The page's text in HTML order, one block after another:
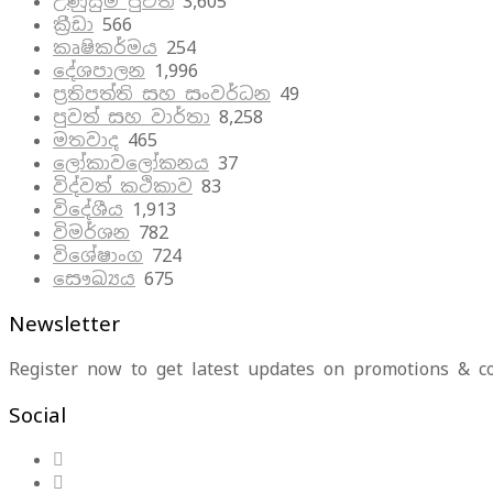
ක්‍රීඩා 566
කෘෂිකර්මය 254
දේශපාලන 1,996
ප්‍රතිපත්ති සහ සංවර්ධන 49
පුවත් සහ වාර්තා 8,258
මතවාද 465
ලෝකාවලෝකනය 37
විද්වත් කථිකාව 83
විදේශීය 1,913
විමර්ශන 782
විශේෂාංග 724
සෞඛ්‍යය 675
Newsletter
Register now to get latest updates on promotions &
Social